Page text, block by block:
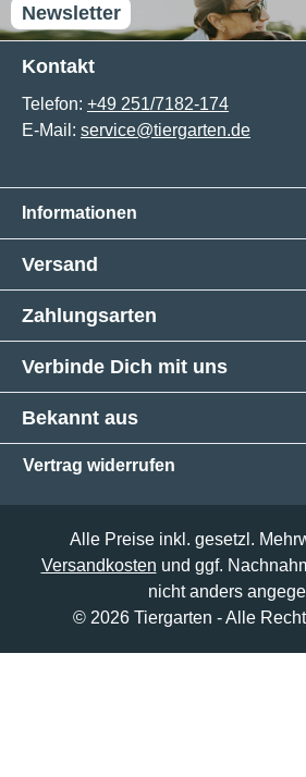
Newsletter
Kontakt
Telefon: +49 251/7182-174
E-Mail: service@tiergarten.de
Informationen
Versand
Zahlungsarten
Verbinde Dich mit uns
Bekannt aus
Vertrag widerrufen
Alle Preise inkl. gesetzl.
Versandkosten und ggf.
nicht anders
© 2026 Tiergarten - Alle